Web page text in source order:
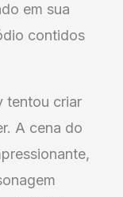
em sua
contidos
tentou criar
A cena do